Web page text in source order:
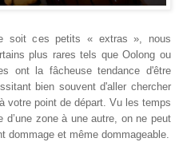
soit ces petits « extras », nous
plus rares tels que Oolong ou
ont la fâcheuse tendance d'être
bien souvent d'aller chercher
votre point de départ. Vu les temps
zone à une autre, on ne peut
dommage et même dommageable.